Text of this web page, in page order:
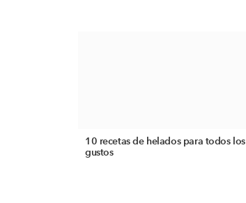
10 recetas de helados para todos los
gustos